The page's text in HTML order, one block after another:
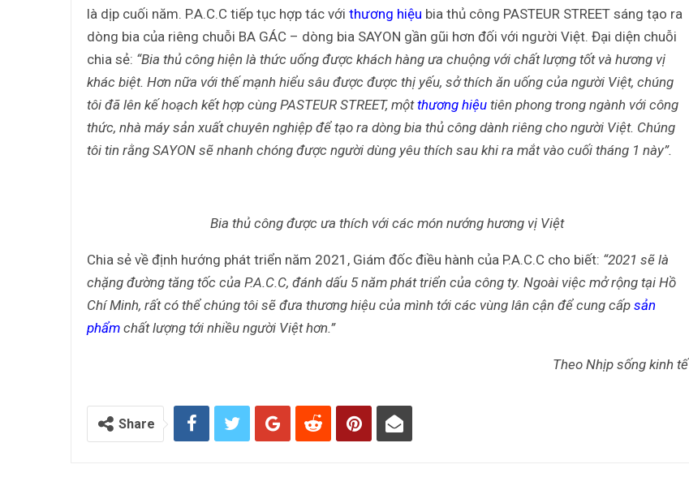
là dịp cuối năm. P.A.C.C tiếp tục hợp tác với thương hiệu bia thủ công PASTEUR STREET sáng tạo ra
dòng bia của riêng chuỗi BA GÁC – dòng bia SAYON gần gũi hơn đối với người Việt. Đại diện chuỗi
chia sẻ: “Bia thủ công hiện là thức uống được khách hàng ưa chuộng với chất lượng tốt và hương vị
khác biệt. Hơn nữa với thế mạnh hiểu sâu được được thị yếu, sở thích ăn uống của người Việt, chúng
tôi đã lên kế hoạch kết hợp cùng PASTEUR STREET, mộtthương hiệu tiên phong trong ngành với công
thức, nhà máy sản xuất chuyên nghiệp để tạo ra dòng bia thủ công dành riêng cho người Việt. Chúng
tôi tin rằng SAYON sẽ nhanh chóng được người dùng yêu thích sau khi ra mắt vào cuối tháng 1 này”.
Bia thủ công được ưa thích với các món nướng hương vị Việt
Chia sẻ về định hướng phát triển năm 2021, Giám đốc điều hành của P.A.C.C cho biết: “2021 sẽ là
chặng đường tăng tốc của P.A.C.C, đánh dấu 5 năm phát triển của công ty. Ngoài việc mở rộng tại Hồ
Chí Minh, rất có thể chúng tôi sẽ đưa thương hiệu của mình tới các vùng lân cận để cung cấp sản
phẩm chất lượng tới nhiều người Việt hơn.”
Theo Nhịp sống kinh tế
Share